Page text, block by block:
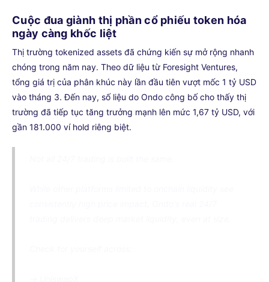
Cuộc đua giành thị phần cổ phiếu token hóa
ngày càng khốc liệt
Thị trường tokenized assets đã chứng kiến sự mở rộng nhanh
chóng trong năm nay. Theo dữ liệu từ Foresight Ventures,
tổng giá trị của phân khúc này lần đầu tiên vượt mốc 1 tỷ USD
vào tháng 3. Đến nay, số liệu do Ondo công bố cho thấy thị
trường đã tiếp tục tăng trưởng mạnh lên mức 1,67 tỷ USD, với
gần 181.000 ví hold riêng biệt.